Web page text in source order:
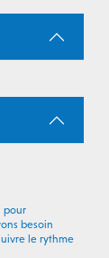
pour
besoin
le rythme